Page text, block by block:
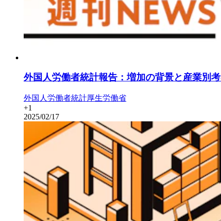
外国人労働者統計報告：増加の背景と産業別
外国人労働者統計厚生労働省
+1
2025/02/17